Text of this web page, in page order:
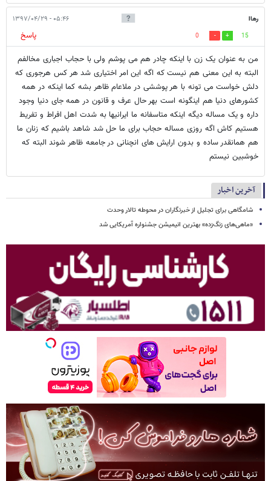
رهاا ۰۵:۴۶ - ۱۳۹۷/۰۴/۲۹
15
0
پاسخ
من به عنوان یک زن با اینکه چادر هم می پوشم ولی با حجاب اجباری مخالفم
البته به این معنی هم نیست که اگه این امر اختیاری شد هر کس هرجوری که
دلش خواست می تونه با هر پوششی در ملاعام ظاهر بشه کما اینکه در همه
کشورهای دنیا هم اینگونه است بهر حال عرف و قانون در همه جای دنیا وجود
داره و یک مساله دیگه اینکه متاسفانه ما ایرانیها به شدت اهل افراط و تفریط
هستیم کاش اگه روزی مساله حجاب برای ما حل شد شاهد باشیم که زنان ما
هم همانقدر ساده و بدون ارایش های انچنانی در جامعه ظاهر شوند البته که
خوشبین نیستم
آخرین اخبار
شامگاهی برای تجلیل از خبرنگاران در محوطه تالار وحدت
«ماهی‌های زنگ‌زده» بهترین انیمیشن جشنواره آمریکایی شد